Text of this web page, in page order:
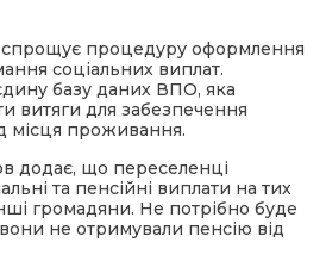
процедуру оформлення
соціальних виплат.
базу даних ВПО, яка
витяги для забезпечення
місця проживання.
додає, що переселенці
та пенсійні виплати на тих
громадяни. Не потрібно буде
не отримували пенсію від